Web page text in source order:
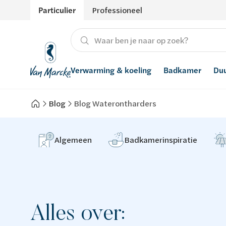
Particulier Professioneel
Verwarming & koeling
Verwarming
Koeling
Badkamer
Producten
Badkamers met richtprijs
Stijlen
Hernieuwbare energie
Ventilatie
Waterontharders
Waterfilters
Blog Blog Waterontharders
Algemeen Badkamerinspiratie
Alles over: